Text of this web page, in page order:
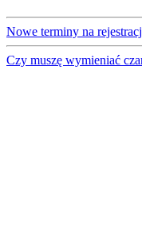
Nowe terminy na
Czy muszę wymieniać